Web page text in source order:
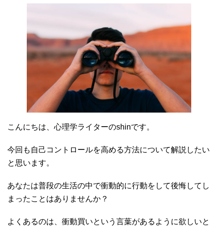
こんにちは、心理学ライターのshinです。
今回も自己コントロールを高める方法について解説したい
と思います。
あなたは普段の生活の中で衝動的に行動をして後悔してし
まったことはありませんか？
よくあるのは、衝動買いという言葉があるように欲しいと